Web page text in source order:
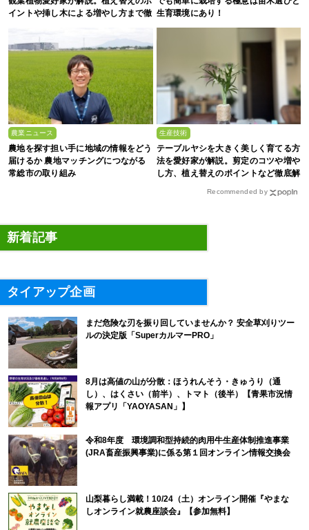
イントや挿し木による増やし方まで徹 生育環境にあり！
農業ニュース
農地を探す担い手に地域の情報をどう
届けるか 農地マッチングにつながる
常総市の取り組み
生産技術
テーブルヤシを大きく美しく育てる方
法を愛好家が解説。剪定のコツや増や
し方、植え替えのポイントなど徹底解
Recommended by
新着記事
タイアップ企画
まだ危険な刃を振り回していませんか？ 安全草刈りツー
ルの決定版「SuperカルマーPRO」
8月は高値の山が分散：ほうれんそう・きゅうり（通
し）、はくさい（前半）、トマト（後半）【青果市況情
報アプリ「YAOYASAN」】
令和8年度 環境調和型持続的肉用牛生産体制推進事業
(JRA畜産振興事業)に係る第１回オンライン情報交換会
山梨暮らし満載！10/24（土）オンライン開催『やまな
しオンライン就農座談会』【参加無料】